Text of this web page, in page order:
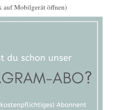
auf Mobilgerät öffnen)